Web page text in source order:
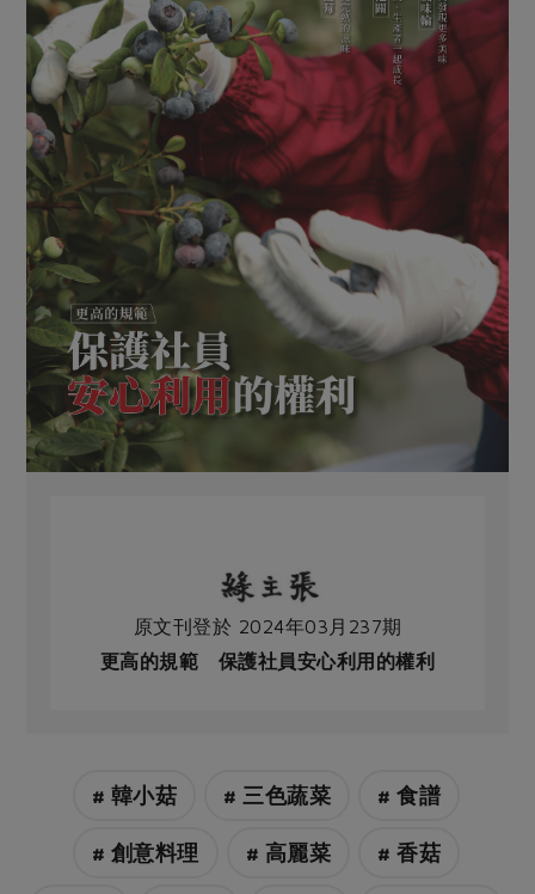
原文刊登於 2024年03月237期
更高的規範 保護社員安心利用的權利
# 韓小菇 # 三色蔬菜 # 食譜
# 創意料理 # 高麗菜 # 香菇